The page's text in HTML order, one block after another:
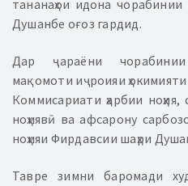
тананаҳои идона
Душанбе оғоз гардид.
Дар ҷараёни чорабинии
мақомоти иҷроияи
Коммисариати ҳарбии
ноҳиявӣ ва афсарону
ноҳияи Фирдавсии шаҳри
Тавре зимни баромади